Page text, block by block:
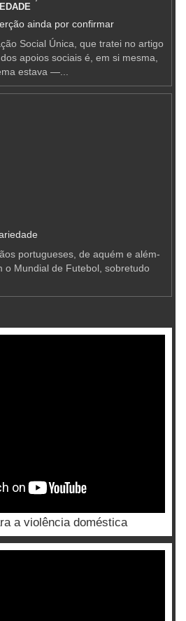
ainda por confirmar
Social Única, que tratei no artigo
apoios sociais é, em si mesma,
estava —...
portugueses, de aquém e além-
o Mundial de Futebol, sobretudo
a violência doméstica